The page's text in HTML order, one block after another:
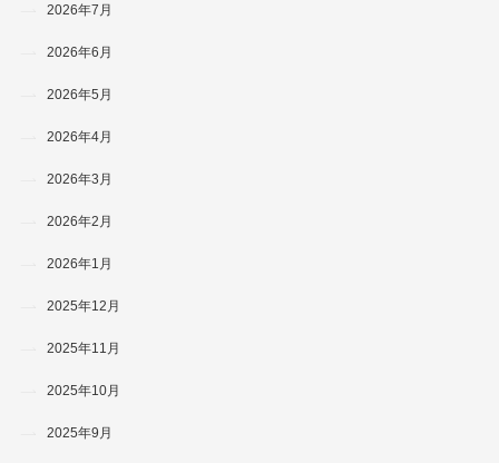
2026年7月
2026年6月
2026年5月
2026年4月
2026年3月
2026年2月
2026年1月
2025年12月
2025年11月
2025年10月
2025年9月